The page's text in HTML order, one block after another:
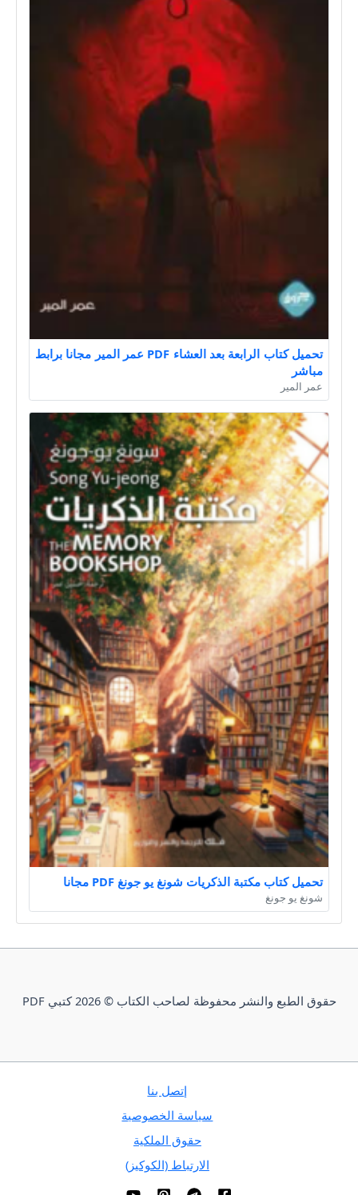
تحميل كتاب الرابعة بعد العشاء PDF عمر المير مجانا برابط
مباشر
عمر المير
تحميل كتاب مكتبة الذكريات شونغ يو جونغ PDF مجانا
شونغ يو جونغ
حقوق الطبع والنشر محفوظة لصاحب الكتاب © 2026 كتبي PDF
إتصل بنا
سياسة الخصوصية
حقوق الملكية
الارتباط (الكوكيز)